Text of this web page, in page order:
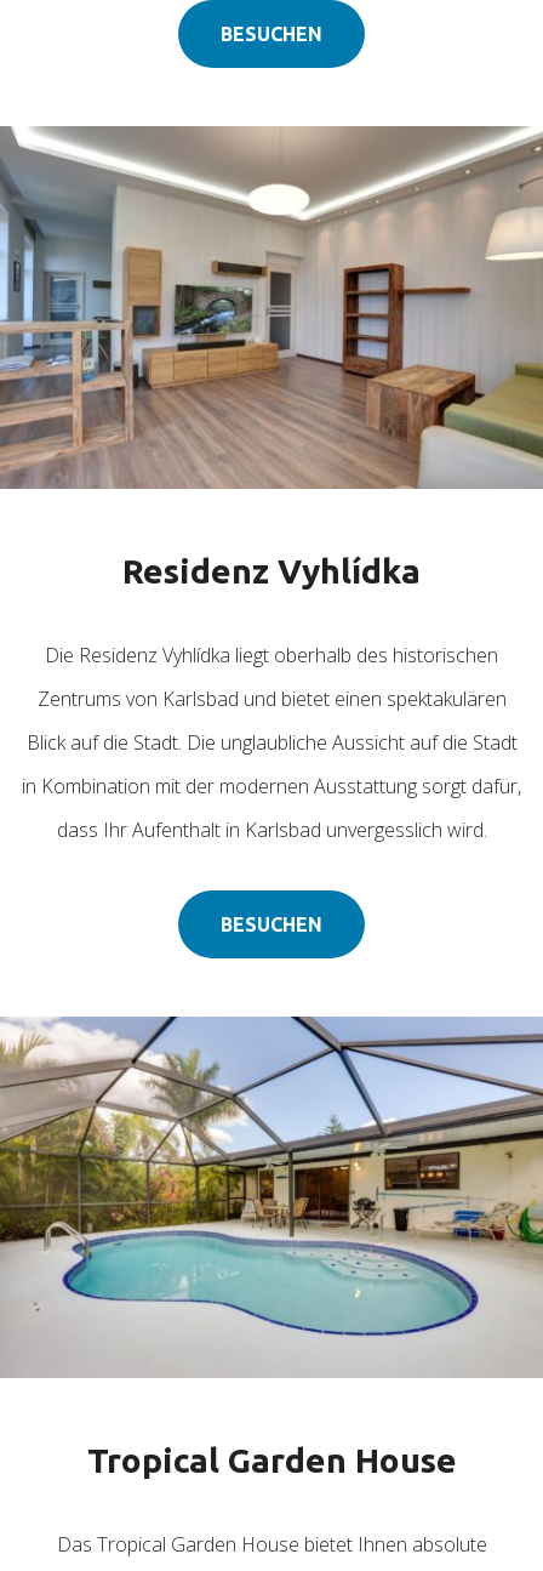
BESUCHEN
Residenz Vyhlídka
Die Residenz Vyhlídka liegt oberhalb des historischen
Zentrums von Karlsbad und bietet einen spektakulären
Blick auf die Stadt. Die unglaubliche Aussicht auf die Stadt
in Kombination mit der modernen Ausstattung sorgt dafür,
dass Ihr Aufenthalt in Karlsbad unvergesslich wird.
BESUCHEN
Tropical Garden House
Das Tropical Garden House bietet Ihnen absolute